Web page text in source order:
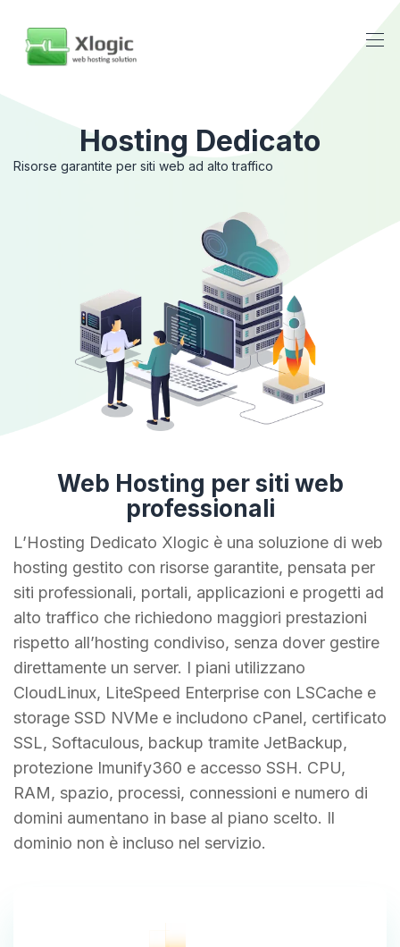
Hosting Dedicato
Risorse garantite per siti web ad alto traffico
Web Hosting per siti web
professionali
L’Hosting Dedicato Xlogic è una soluzione di web
hosting gestito con risorse garantite, pensata per
siti professionali, portali, applicazioni e progetti ad
alto traffico che richiedono maggiori prestazioni
rispetto all’hosting condiviso, senza dover gestire
direttamente un server. I piani utilizzano
CloudLinux, LiteSpeed Enterprise con LSCache e
storage SSD NVMe e includono cPanel, certificato
SSL, Softaculous, backup tramite JetBackup,
protezione Imunify360 e accesso SSH. CPU,
RAM, spazio, processi, connessioni e numero di
domini aumentano in base al piano scelto. Il
dominio non è incluso nel servizio.